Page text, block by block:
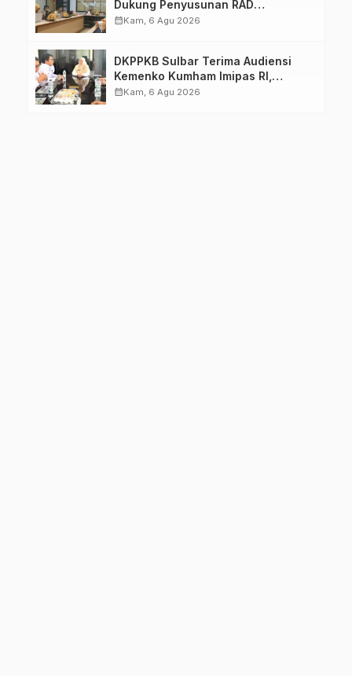
Dukung Penyusunan RAD
TPB/SDGs Sulawesi Barat
calendar_monthKam, 6 Agu 2026
DKPPKB Sulbar Terima Audiensi
Kemenko Kumham Imipas RI,
Perkuat Pelayanan Kesehatan bagi
calendar_monthKam, 6 Agu 2026